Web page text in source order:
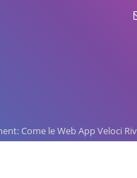
Come le Web App Veloci